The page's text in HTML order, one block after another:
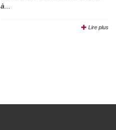
à...
Lire plus